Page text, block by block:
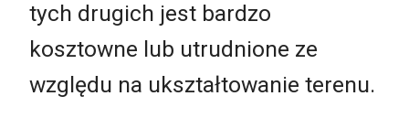
tych drugich jest bardzo
kosztowne lub utrudnione ze
względu na ukształtowanie terenu.